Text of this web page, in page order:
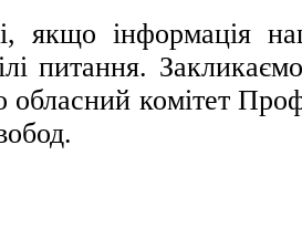
якщо інформація
питання.
комітет